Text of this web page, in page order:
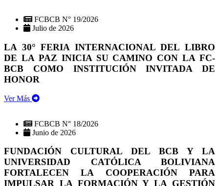
FCBCB N° 19/2026
Julio de 2026
LA 30° FERIA INTERNACIONAL DEL LIBRO
DE LA PAZ INICIA SU CAMINO CON LA FC-
BCB COMO INSTITUCIÓN INVITADA DE
HONOR
Ver Más
FCBCB N° 18/2026
Junio de 2026
FUNDACIÓN CULTURAL DEL BCB Y LA
UNIVERSIDAD CATÓLICA BOLIVIANA
FORTALECEN LA COOPERACIÓN PARA
IMPULSAR LA FORMACIÓN Y LA GESTIÓN